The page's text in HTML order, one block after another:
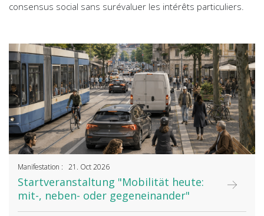
consensus social sans surévaluer les intérêts particuliers.
Manifestation : 21. Oct 2026
Startveranstaltung "Mobilität heute:
mit-, neben- oder gegeneinander"